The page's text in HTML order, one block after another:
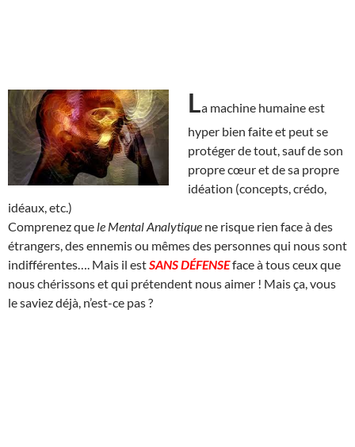
La machine humaine est
hyper bien faite et peut se
protéger de tout, sauf de son
propre cœur et de sa propre
idéation (concepts, crédo,
idéaux, etc.)
Comprenez que le Mental Analytique ne risque rien face à des
étrangers, des ennemis ou mêmes des personnes qui nous sont
indifférentes…. Mais il estSANS DÉFENSEface à tous ceux que
nous chérissons et qui prétendent nous aimer ! Mais ça, vous
le saviez déjà, n’est-ce pas ?